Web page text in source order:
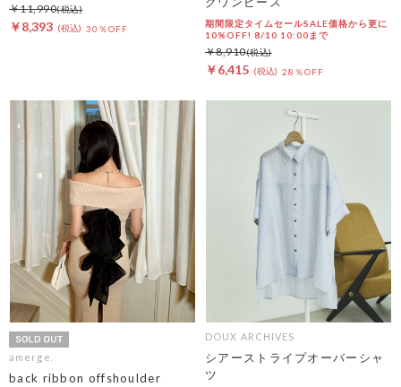
￥8,393 30％OFF
￥11,990
期間限定タイムセールSALE価格から更に
10%OFF! 8/10 10:00まで
￥6,415 28％OFF
￥8,910
amerge.
back ribbon offshoulder
DOUX ARCHIVES
シアーストライプオーバーシャ
ツ